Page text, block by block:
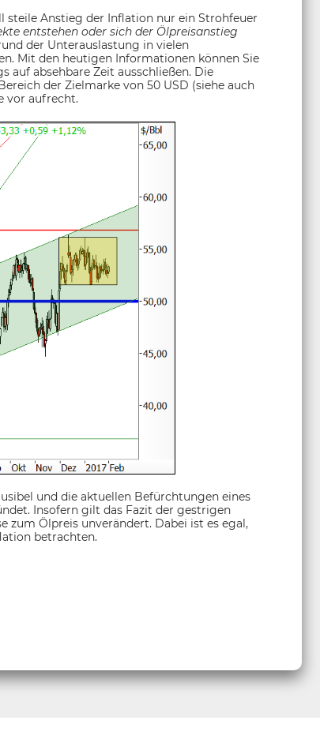
steile Anstieg der Inflation nur ein Strohfeuer
entstehen oder sich der Ölpreisanstieg
der Unterauslastung in vielen
Mit den heutigen Informationen können Sie
auf absehbare Zeit ausschließen. Die
der Zielmarke von 50 USD (siehe auch
vor aufrecht.
und die aktuellen Befürchtungen eines
Insofern gilt das Fazit der gestrigen
zum Ölpreis unverändert. Dabei ist es egal,
betrachten.